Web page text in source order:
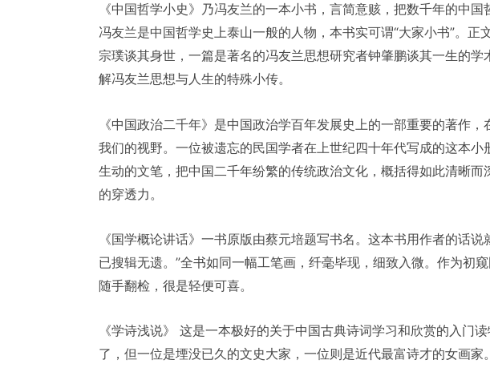
《中国哲学小史》乃冯友兰的一本小书，言简意赅，把数千年的中国
冯友兰是中国哲学史上泰山一般的人物，本书实可谓“大家小书”。正
宗璞谈其身世，一篇是著名的冯友兰思想研究者钟肇鹏谈其一生的学
解冯友兰思想与人生的特殊小传。
《中国政治二千年》是中国政治学百年发展史上的一部重要的著作
我们的视野。一位被遗忘的民国学者在上世纪四十年代写成的这本
生动的文笔，把中国二千年纷繁的传统政治文化，概括得如此清晰
的穿透力。
《国学概论讲话》一书原版由蔡元培题写书名。这本书用作者的话
已搜辑无遗。”全书如同一幅工笔画，纤毫毕现，细致入微。作为初
随手翻检，很是轻便可喜。
《学诗浅说》 这是一本极好的关于中国古典诗词学习和欣赏的入门
了，但一位是堙没已久的文史大家，一位则是近代最富诗才的女画